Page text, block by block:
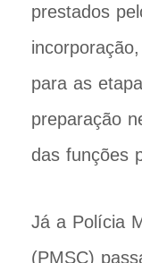
prestados
para as
preparação
das funções
Já a Polícia
(PMSC)